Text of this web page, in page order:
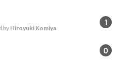
1
by Hiroyuki Komiya
0